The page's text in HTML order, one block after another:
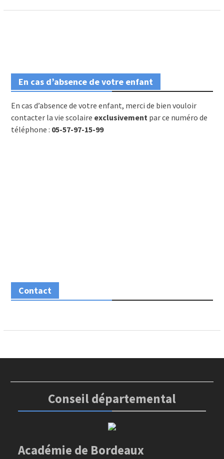
En cas d’absence de votre enfant
En cas d’absence de votre enfant, merci de bien vouloir
contacter la vie scolaire exclusivementpar ce numéro de
téléphone : 05-57-97-15-99
Contact
Conseil départemental
Académie de Bordeaux